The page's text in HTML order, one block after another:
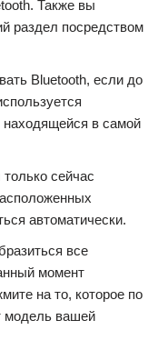
Также вы
раздел посредством
Bluetooth, если до
в самой
сейчас
автоматически.
все
момент
на то, которое по
модель вашей